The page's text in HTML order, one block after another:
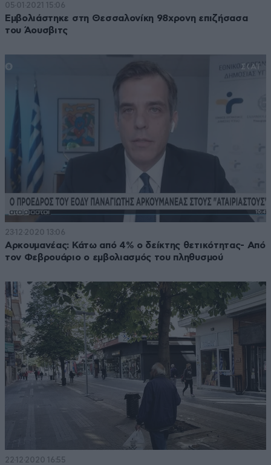
05·01·2021 15:06
Εμβολιάστηκε στη Θεσσαλονίκη 98χρονη επιζήσασα
του Άουσβιτς
23·12·2020 13:06
Αρκουμανέας: Κάτω από 4% ο δείκτης θετικότητας- Από
τον Φεβρουάριο ο εμβολιασμός του πληθυσμού
22·12·2020 16:55